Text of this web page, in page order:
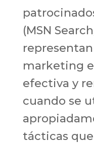
(MSN
marketing
efectiva y
cuando se
tácticas